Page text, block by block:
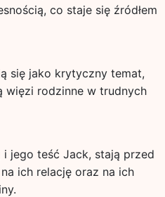
co staje się źródłem
się jako krytyczny temat,
więzi rodzinne w trudnych
jego teść Jack, stają przed
ich relację oraz na ich